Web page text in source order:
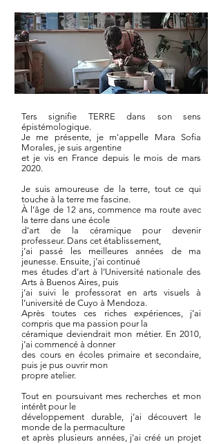
Ters signifie TERRE dans son sens
épistémologique.
Je me présente, je m'appelle Mara Sofia
Morales, je suis argentine
et je vis en France depuis le mois de mars
2020.
Je suis amoureuse de la terre, tout ce qui
touche à la terre me fascine.
À l’âge de 12 ans, commence ma route avec
la terre dans une école
d’art de la céramique pour devenir
professeur. Dans cet établissement,
j’ai passé les meilleures années de ma
jeunesse. Ensuite, j’ai continué
mes études d’art à l’Université nationale des
Arts à Buenos Aires, puis
j’ai suivi le professorat en arts visuels à
l’université de Cuyo à Mendoza.
Après toutes ces riches expériences, j’ai
compris que ma passion pour la
céramique deviendrait mon métier. En 2010,
j’ai commencé à donner
des cours en écoles primaire et secondaire,
puis je pus ouvrir mon
propre atelier.
Tout en poursuivant mes recherches et mon
intérêt pour le
développement durable, j’ai découvert le
monde de la permaculture
et après plusieurs années, j’ai créé un projet